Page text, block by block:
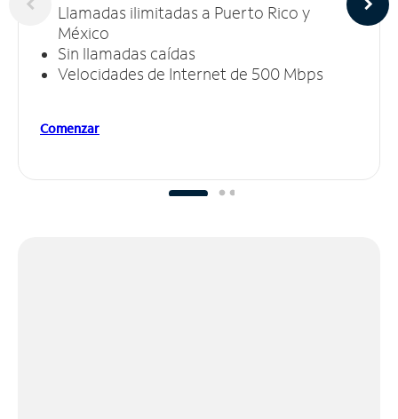
Llamadas ilimitadas a Puerto Rico y
México
Sin llamadas caídas
Velocidades de Internet de 500 Mbps
Comenzar